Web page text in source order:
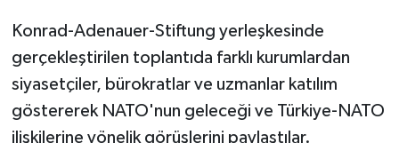
Konrad-Adenauer-Stiftung yerleşkesinde
gerçekleştirilen toplantıda farklı kurumlardan
siyasetçiler, bürokratlar ve uzmanlar katılım
göstererek NATO'nun geleceği ve Türkiye-NATO
ilişkilerine yönelik görüşlerini paylaştılar.